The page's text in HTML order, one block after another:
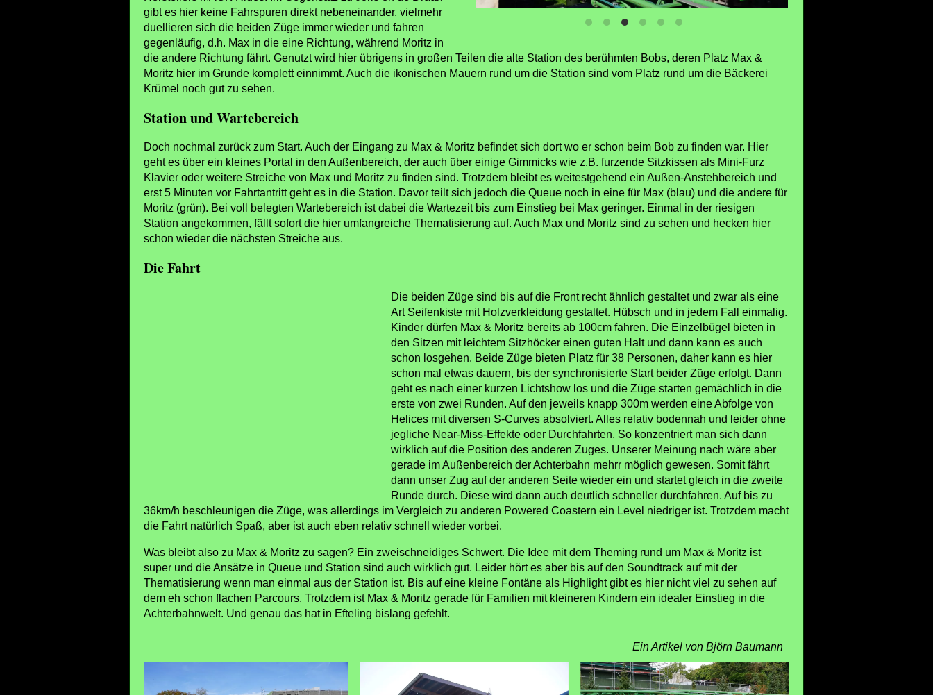
gibt es hier keine Fahrspuren direkt nebeneinander, vielmehr
duellieren sich die beiden Züge immer wieder und fahren
gegenläufig, d.h. Max in die eine Richtung, während Moritz in
die andere Richtung fährt. Genutzt wird hier übrigens in großen Teilen die alte Station des berühmten Bobs, deren Platz Max &
Moritz hier im Grunde komplett einnimmt. Auch die ikonischen Mauern rund um die Station sind vom Platz rund um die Bäckerei
Krümel noch gut zu sehen.
Station und Wartebereich
Doch nochmal zurück zum Start. Auch der Eingang zu Max & Moritz befindet sich dort wo er schon beim Bob zu finden war. Hier
geht es über ein kleines Portal in den Außenbereich, der auch über einige Gimmicks wie z.B. furzende Sitzkissen als Mini-Furz
Klavier oder weitere Streiche von Max und Moritz zu finden sind. Trotzdem bleibt es weitestgehend ein Außen-Anstehbereich und
erst 5 Minuten vor Fahrtantritt geht es in die Station. Davor teilt sich jedoch die Queue noch in eine für Max (blau) und die andere für
Moritz (grün). Bei voll belegten Wartebereich ist dabei die Wartezeit bis zum Einstieg bei Max geringer. Einmal in der riesigen
Station angekommen, fällt sofort die hier umfangreiche Thematisierung auf. Auch Max und Moritz sind zu sehen und hecken hier
schon wieder die nächsten Streiche aus.
Die Fahrt
Die beiden Züge sind bis auf die Front recht ähnlich gestaltet und zwar als eine
Art Seifenkiste mit Holzverkleidung gestaltet. Hübsch und in jedem Fall einmalig.
Kinder dürfen Max & Moritz bereits ab 100cm fahren. Die Einzelbügel bieten in
den Sitzen mit leichtem Sitzhöcker einen guten Halt und dann kann es auch
schon losgehen. Beide Züge bieten Platz für 38 Personen, daher kann es hier
schon mal etwas dauern, bis der synchronisierte Start beider Züge erfolgt. Dann
geht es nach einer kurzen Lichtshow los und die Züge starten gemächlich in die
erste von zwei Runden. Auf den jeweils knapp 300m werden eine Abfolge von
Helices mit diversen S-Curves absolviert. Alles relativ bodennah und leider ohne
jegliche Near-Miss-Effekte oder Durchfahrten. So konzentriert man sich dann
wirklich auf die Position des anderen Zuges. Unserer Meinung nach wäre aber
gerade im Außenbereich der Achterbahn mehrr möglich gewesen. Somit fährt
dann unser Zug auf der anderen Seite wieder ein und startet gleich in die zweite
Runde durch. Diese wird dann auch deutlich schneller durchfahren. Auf bis zu
36km/h beschleunigen die Züge, was allerdings im Vergleich zu anderen Powered Coastern ein Level niedriger ist. Trotzdem macht
die Fahrt natürlich Spaß, aber ist auch eben relativ schnell wieder vorbei.
Was bleibt also zu Max & Moritz zu sagen? Ein zweischneidiges Schwert. Die Idee mit dem Theming rund um Max & Moritz ist
super und die Ansätze in Queue und Station sind auch wirklich gut. Leider hört es aber bis auf den Soundtrack auf mit der
Thematisierung wenn man einmal aus der Station ist. Bis auf eine kleine Fontäne als Highlight gibt es hier nicht viel zu sehen auf
dem eh schon flachen Parcours. Trotzdem ist Max & Moritz gerade für Familien mit kleineren Kindern ein idealer Einstieg in die
Achterbahnwelt. Und genau das hat in Efteling bislang gefehlt.
Ein Artikel von Björn Baumann